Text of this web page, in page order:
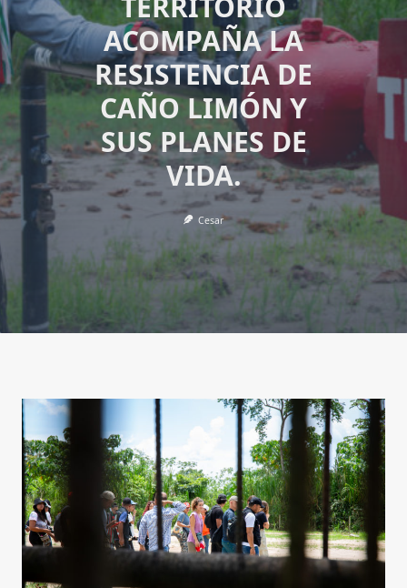
ACOMPAÑA LA
RESISTENCIA DE
CAÑO LIMÓN Y
SUS PLANES DE
VIDA.
Cesar